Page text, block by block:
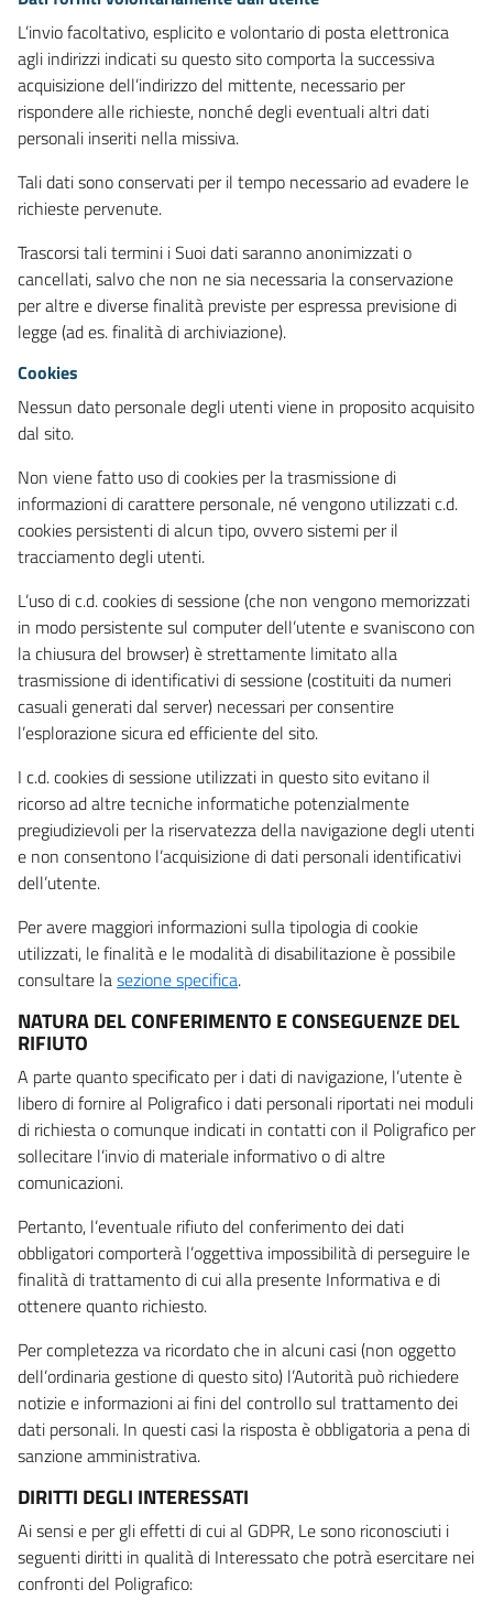
L’invio facoltativo, esplicito e volontario di posta elettronica
agli indirizzi indicati su questo sito comporta la successiva
acquisizione dell’indirizzo del mittente, necessario per
rispondere alle richieste, nonché degli eventuali altri dati
personali inseriti nella missiva.
Tali dati sono conservati per il tempo necessario ad evadere le
richieste pervenute.
Trascorsi tali termini i Suoi dati saranno anonimizzati o
cancellati, salvo che non ne sia necessaria la conservazione
per altre e diverse finalità previste per espressa previsione di
legge (ad es. finalità di archiviazione).
Cookies
Nessun dato personale degli utenti viene in proposito acquisito
dal sito.
Non viene fatto uso di cookies per la trasmissione di
informazioni di carattere personale, né vengono utilizzati c.d.
cookies persistenti di alcun tipo, ovvero sistemi per il
tracciamento degli utenti.
L’uso di c.d. cookies di sessione (che non vengono memorizzati
in modo persistente sul computer dell’utente e svaniscono con
la chiusura del browser) è strettamente limitato alla
trasmissione di identificativi di sessione (costituiti da numeri
casuali generati dal server) necessari per consentire
l’esplorazione sicura ed efficiente del sito.
I c.d. cookies di sessione utilizzati in questo sito evitano il
ricorso ad altre tecniche informatiche potenzialmente
pregiudizievoli per la riservatezza della navigazione degli utenti
e non consentono l’acquisizione di dati personali identificativi
dell’utente.
Per avere maggiori informazioni sulla tipologia di cookie
utilizzati, le finalità e le modalità di disabilitazione è possibile
consultare lasezione specifica.
NATURA DEL CONFERIMENTO E CONSEGUENZE DEL
RIFIUTO
A parte quanto specificato per i dati di navigazione, l’utente è
libero di fornire al Poligrafico i dati personali riportati nei moduli
di richiesta o comunque indicati in contatti con il Poligrafico per
sollecitare l’invio di materiale informativo o di altre
comunicazioni.
Pertanto, l’eventuale rifiuto del conferimento dei dati
obbligatori comporterà l’oggettiva impossibilità di perseguire le
finalità di trattamento di cui alla presente Informativa e di
ottenere quanto richiesto.
Per completezza va ricordato che in alcuni casi (non oggetto
dell’ordinaria gestione di questo sito) l’Autorità può richiedere
notizie e informazioni ai fini del controllo sul trattamento dei
dati personali. In questi casi la risposta è obbligatoria a pena di
sanzione amministrativa.
DIRITTI DEGLI INTERESSATI
Ai sensi e per gli effetti di cui al GDPR, Le sono riconosciuti i
seguenti diritti in qualità di Interessato che potrà esercitare nei
confronti del Poligrafico: